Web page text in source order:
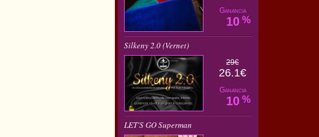
Ganancia
10 %
Silkeny 2.0 (Vernet)
29€
26.1€
Ganancia
10 %
LET'S GO Superman